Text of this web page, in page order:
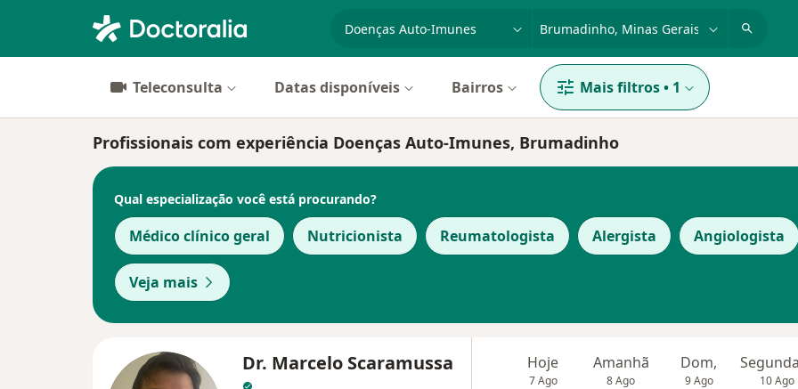
Teleconsulta Datas disponíveis Bairros Mais filtros• 1
Profissionais com experiência Doenças Auto-Imunes, Brumadinho
Qual especialização você está procurando?
Médico clínico geral Nutricionista Reumatologista Alergista Angiologista
Veja mais
Dr. Marcelo Scaramussa Hoje
7 Ago
Amanhã
8 Ago
Dom,
9 Ago 10 Ago